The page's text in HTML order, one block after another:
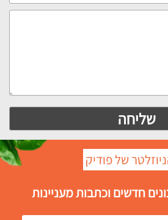
של פודיק
חדשים וכתבות מעניינות